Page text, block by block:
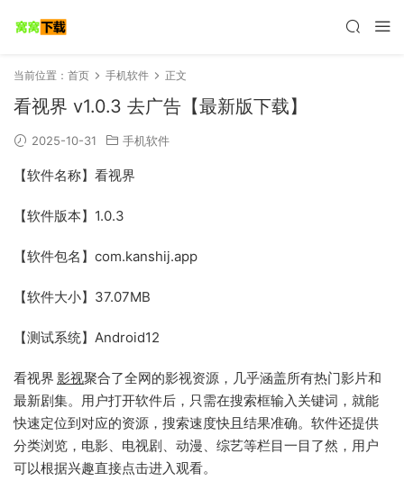
当前位置： 首页 手机软件 正文
看视界 v1.0.3 去广告【最新版下载】
2025-10-31 手机软件
【软件名称】看视界
【软件版本】1.0.3
【软件包名】com.kanshij.app
【软件大小】37.07MB
【测试系统】Android12
看视界 影视聚合了全网的影视资源，几乎涵盖所有热门影片和
最新剧集。用户打开软件后，只需在搜索框输入关键词，就能
快速定位到对应的资源，搜索速度快且结果准确。软件还提供
分类浏览，电影、电视剧、动漫、综艺等栏目一目了然，用户
可以根据兴趣直接点击进入观看。